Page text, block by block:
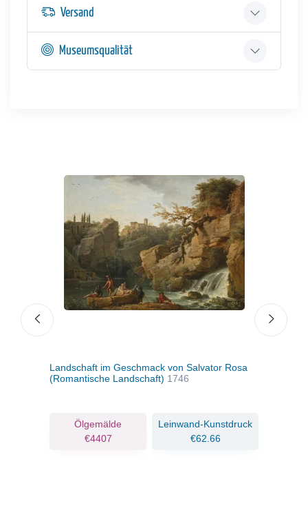
Versand
Museumsqualität
Landschaft im Geschmack von Salvator Rosa
(Romantische Landschaft) 1746
Ölgemälde
€4407
Leinwand-Kunstdruck
€62.66